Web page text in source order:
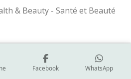
& Beauty - Santé et Beauté
Facebook WhatsApp